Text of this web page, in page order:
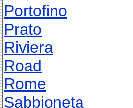
Portofino
Prato
Riviera
Road
Rome
Sabbioneta